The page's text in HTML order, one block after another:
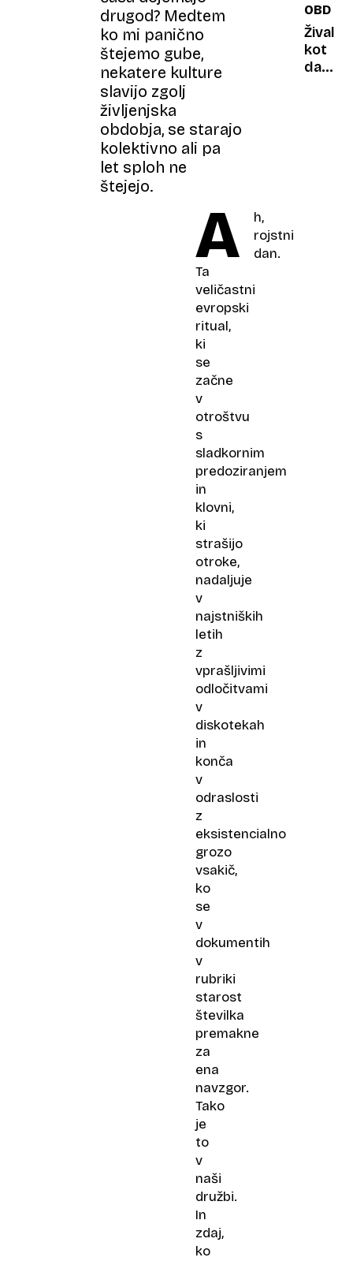
drugod? Medtem
ko mi panično
štejemo gube,
nekatere kulture
slavijo zgolj
življenjska
obdobja, se starajo
kolektivno ali pa
let sploh ne
štejejo.
A
h,
rojstni
dan.
Ta
veličastni
evropski
ritual,
ki
se
začne
v
otroštvu
s
sladkornim
predoziranjem
in
klovni,
ki
strašijo
otroke,
nadaljuje
v
najstniških
letih
z
vprašljivimi
odločitvami
v
diskotekah
in
konča
v
odraslosti
z
eksistencialno
grozo
vsakič,
ko
se
v
dokumentih
v
rubriki
starost
številka
premakne
za
ena
navzgor.
Tako
je
to
v
naši
družbi.
In
zdaj,
ko
zaradi
do
Žival
kot
darilo?